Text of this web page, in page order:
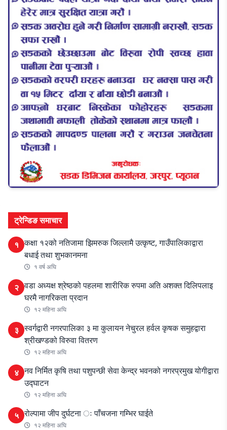
ट्रेन्डिङ समाचार
१ कक्षा १२को नतिजामा झिमरुक जिल्लामै उत्कृष्ट, गाउँपालिकाद्वारा
बधाई तथा शुभकानमना
१ वर्ष अघि
२ वडा अध्यक्ष श्रेष्ठको पहलमा शारीरिक रुपमा अति अशक्त दिलिपलाइ
घरमै नागरिकता प्रदान
१२ महिना अघि
३ स्वर्गद्वारी नगरपालिका ३ मा कुलायन नेचुरल हर्वल कृषक समुहद्वारा
श्रीखण्डको विरुवा वितरण
१२ महिना अघि
४ नव निर्मित कृषि तथा पशुपन्छी सेवा केन्द्र भवनको नगरप्रमुख योगीद्वारा
उद्घाटन
१२ महिना अघि
५ रोल्पामा जीप दुर्घटना ः पाँचजना गम्भिर घाईते
१२ महिना अघि